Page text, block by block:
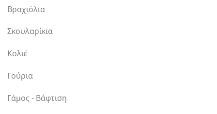
Βραχιόλια
Σκουλαρίκια
Κολιέ
Γούρια
Γάμος - Βάφτιση